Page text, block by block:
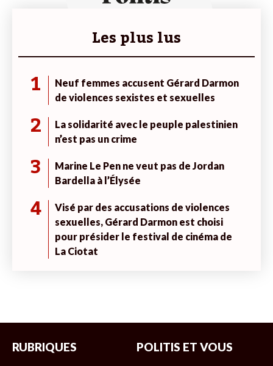
Les plus lus
1
Neuf femmes accusent Gérard Darmon
de violences sexistes et sexuelles
2
La solidarité avec le peuple palestinien
n’est pas un crime
3
Marine Le Pen ne veut pas de Jordan
Bardella à l’Élysée
4
Visé par des accusations de violences
sexuelles, Gérard Darmon est choisi
pour présider le festival de cinéma de
La Ciotat
RUBRIQUES POLITIS ET VOUS